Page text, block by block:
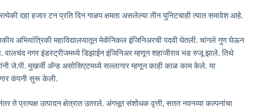
दहा हजार टन प्रति दिन गाळप क्षमता असलेल्या तीन युनिटचाही त्यात समावेश आहे.
अभियांत्रिकी महाविद्यालयातून मेकॅनिकल इंजिनिअरची पदवी घेतली. चांगले गुण घेऊन
वालचंद नगर इंडस्ट्रीजमध्ये डिझाईन इंजिनिअर म्हणून शहाजीराव भड रुजू झाले. तिथे
जे.पी. मुखर्जी अ‍ॅन्ड असोसिएटमध्ये सल्लागार म्हणून काही काळ काम केले. या
कंपनी सुरू केली.
ते प्रत्यक्ष उत्पादन क्षेत्रात उतरले. अंगभूत संशोधक वृत्ती, सतत नवनव्या कल्पनांचा